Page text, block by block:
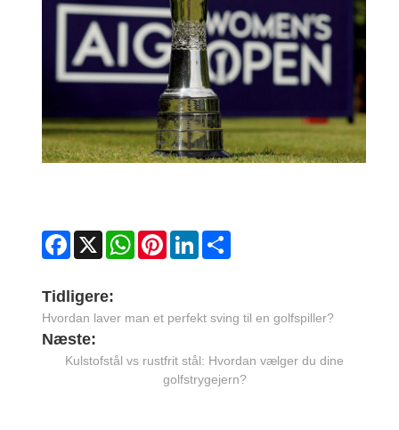
Facebook
X WhatsAppPinterestLinkedIn
Tidligere:
Hvordan laver man et perfekt sving til en golfspiller?
Næste:
Kulstofstål vs rustfrit stål: Hvordan vælger du dine
golfstrygejern?